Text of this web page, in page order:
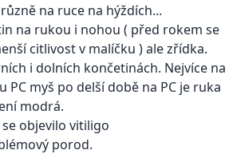
na ruce na hýždích...
na rukou i nohou ( před rokem se
citlivost v malíčku ) ale zřídka.
i dolních končetinách. Nejvíce na
PC myš po delší době na PC je ruka
modrá.
objevilo vitiligo
porod.